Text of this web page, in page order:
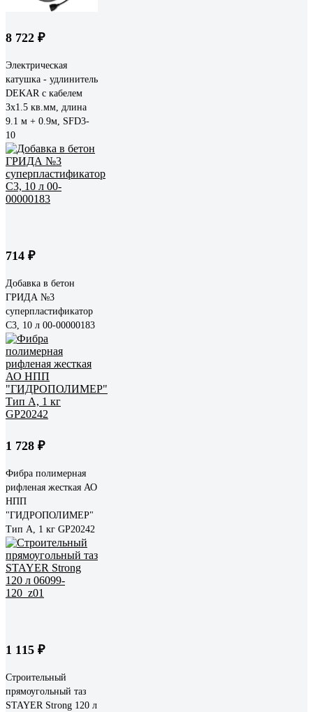
8 722 ₽
Электрическая
катушка - удлинитель
DEKAR с кабелем
3x1.5 кв.мм, длина
9.1 м + 0.9м, SFD3-
10
714 ₽
Добавка в бетон
ГРИДА №3
суперпластификатор
С3, 10 л 00-00000183
1 728 ₽
Фибра полимерная
рифленая жесткая АО
НПП
"ГИДРОПОЛИМЕР"
Тип А, 1 кг GP20242
1 115 ₽
Строительный
прямоугольный таз
STAYER Strong 120 л